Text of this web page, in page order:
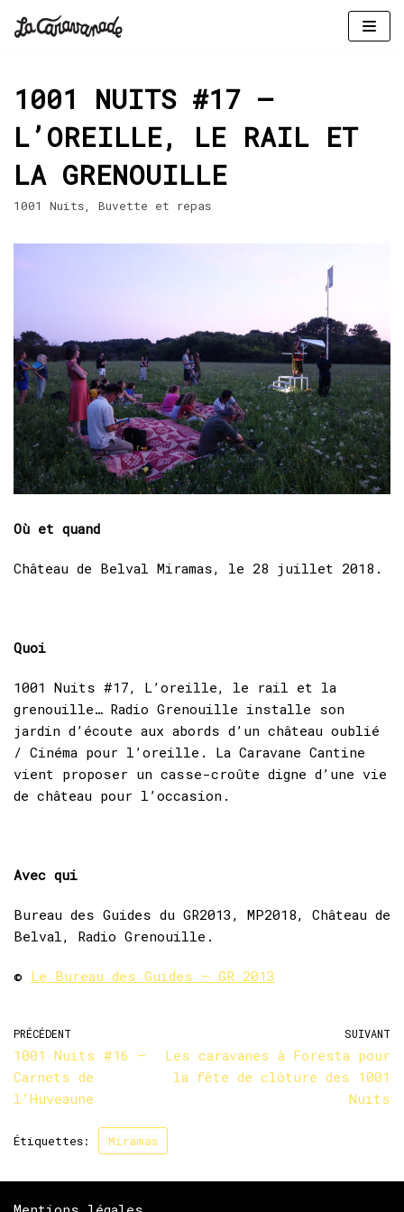
contenu
1001 NUITS #17 –
L’OREILLE, LE RAIL ET
LA GRENOUILLE
1001 Nuits Buvette et repas
Où et quand
Château de Belval Miramas, le 28 juillet 2018.
Quoi
1001 Nuits #17, L’oreille, le rail et la
grenouille… Radio Grenouille installe son
jardin d’écoute aux abords d’un château oublié
/ Cinéma pour l’oreille. La Caravane Cantine
vient proposer un casse-croûte digne d’une vie
de château pour l’occasion.
Avec qui
Bureau des Guides du GR2013, MP2018, Château de
Belval, Radio Grenouille.
© Le Bureau des Guides – GR 2013
PRÉCÉDENT
1001 Nuits #16 –
Carnets de
l’Huveaune
SUIVANT
Les caravanes à Foresta pour
la fête de clôture des 1001
Nuits
Étiquettes: Miramas